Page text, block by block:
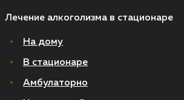
Лечение алкоголизма в стационаре
На дому
В стационаре
Амбулаторно